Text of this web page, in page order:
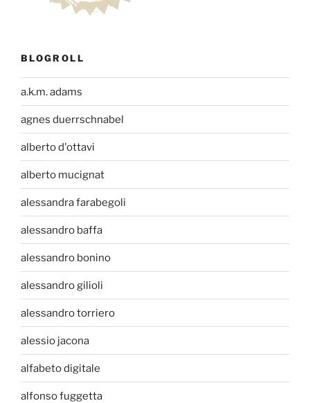
BLOGROLL
a.k.m. adams
agnes duerrschnabel
alberto d'ottavi
alberto mucignat
alessandra farabegoli
alessandro baffa
alessandro bonino
alessandro gilioli
alessandro torriero
alessio jacona
alfabeto digitale
alfonso fuggetta